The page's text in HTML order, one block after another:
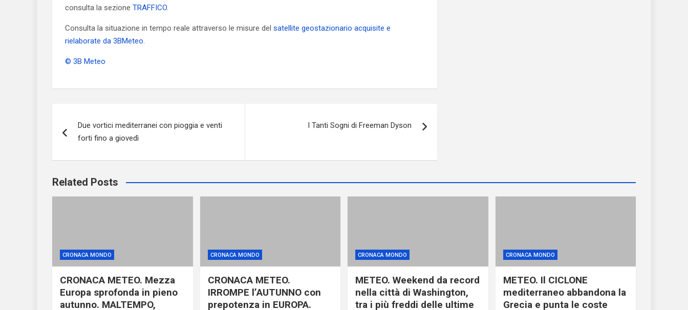
consulta la sezione TRAFFICO.
Consulta la situazione in tempo reale attraverso le misure del satellite geostazionario acquisite e
rielaborate da 3BMeteo.
© 3B Meteo
articoli
Due vortici mediterranei con pioggia e venti
forti fino a giovedì
I Tanti Sogni di Freeman Dyson
Related Posts
CRONACA MONDO
CRONACA METEO. Mezza
Europa sprofonda in pieno
autunno. MALTEMPO,
CRONACA MONDO
CRONACA METEO.
IRROMPE l’AUTUNNO con
prepotenza in EUROPA.
CRONACA MONDO
METEO. Weekend da record
nella città di Washington,
tra i più freddi delle ultime
CRONACA MONDO
METEO. Il CICLONE
mediterraneo abbandona la
Grecia e punta le coste